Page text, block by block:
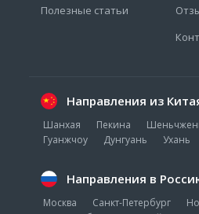
Полезные статьи
Направления из
Шанхая Пекина
Гуанжчоу
Дунгуань Ухань
Направления в
Москва Санкт-Петербург